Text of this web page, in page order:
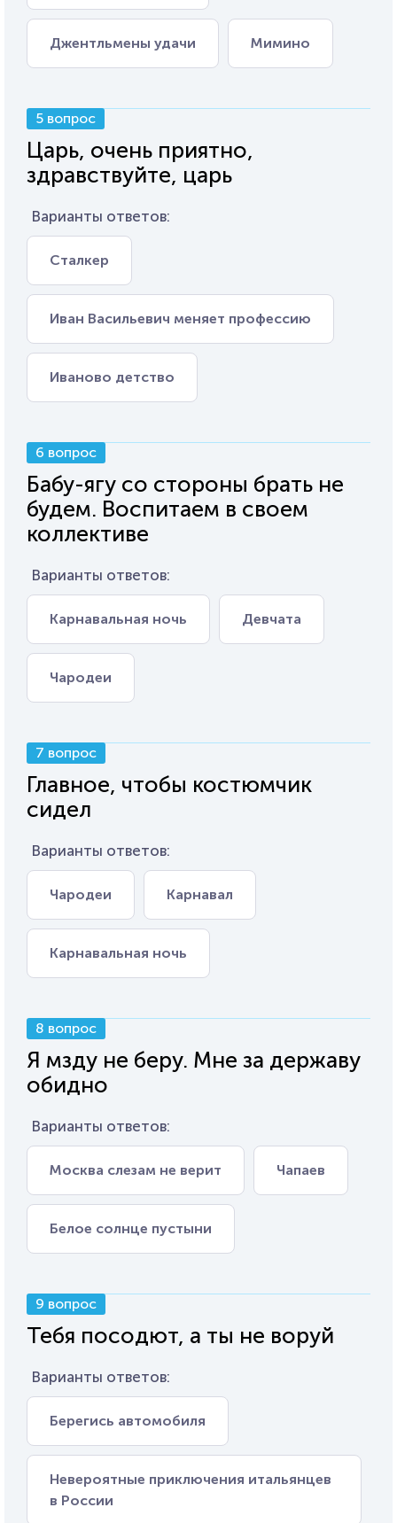
Джентльмены удачи Мимино
5 вопрос
Царь, очень приятно,
здравствуйте, царь
Варианты ответов:
Сталкер
Иван Васильевич меняет профессию
Иваново детство
6 вопрос
Бабу-ягу со стороны брать не
будем. Воспитаем в своем
коллективе
Варианты ответов:
Карнавальная ночь Девчата
Чародеи
7 вопрос
Главное, чтобы костюмчик
сидел
Варианты ответов:
Чародеи Карнавал
Карнавальная ночь
8 вопрос
Я мзду не беру. Мне за державу
обидно
Варианты ответов:
Москва слезам не верит Чапаев
Белое солнце пустыни
9 вопрос
Тебя посодют, а ты не воруй
Варианты ответов:
Берегись автомобиля
Невероятные приключения итальянцев
в России